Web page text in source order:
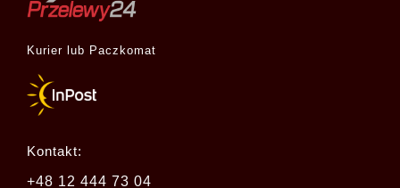
Kurier lub Paczkomat
Kontakt:
+48 12 444 73 04